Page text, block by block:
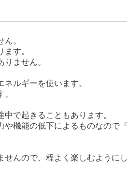
。
す。
ません。
ルギーを使います。
で起きることもあります。
機能の低下によるものなので
んので、程よく楽しむようにし